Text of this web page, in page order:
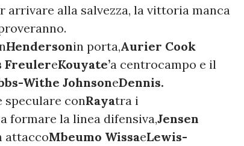
alla salvezza, la vittoria manca
Hendersonin porta,Aurier Cook
FreulereKouyate’a centrocampo e il
Withe JohnsoneDennis.
speculare conRayatra i
a formare la linea difensiva,Jensen
attaccoMbeumo WissaeLewis-